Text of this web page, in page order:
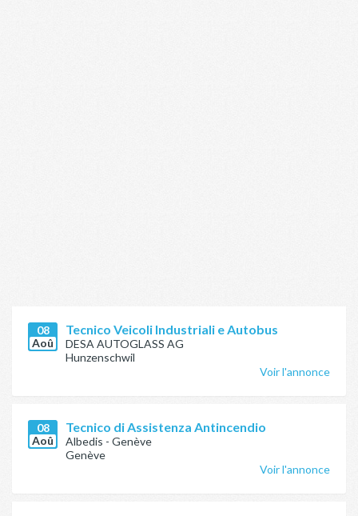
08
Aoû
Tecnico Veicoli Industriali e Autobus
DESA AUTOGLASS AG
Hunzenschwil
Voir l'annonce
08
Aoû
Tecnico di Assistenza Antincendio
Albedis - Genève
Genève
Voir l'annonce